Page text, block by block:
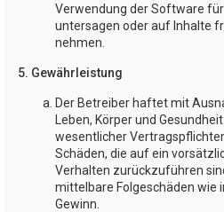
Verwendung der Software
untersagen oder auf Inhalte
nehmen.
5. Gewährleistung
Der Betreiber haftet mit
Leben, Körper und
wesentlicher
Schäden, die auf ein
Verhalten zurückzuführen
mittelbare Folgeschäden wie
Gewinn.